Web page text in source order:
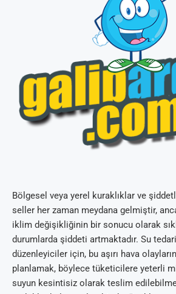
Bölgesel veya yerel kuraklıklar ve
seller her zaman meydana gelmiştir,
iklim değişikliğinin bir sonucu olarak
durumlarda şiddeti artmaktadır. Su
düzenleyiciler için, bu aşırı hava
planlamak, böylece tüketicilere yeterli
suyun kesintisiz olarak teslim